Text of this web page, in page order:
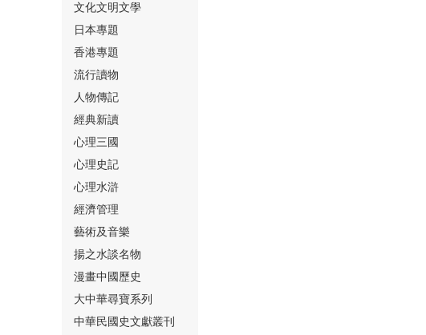
⑭
⑮
文化文明文學
日本專題
香港專題
流行讀物
人物傳記
經典新讀
心理三國
心理史記
心理水滸
經濟管理
藝術及音樂
揚之水談名物
漫畫中國歷史
大中華尋寶系列
中華民國史文獻叢刊